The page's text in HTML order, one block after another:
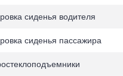
сиденья водителя
сиденья пассажира